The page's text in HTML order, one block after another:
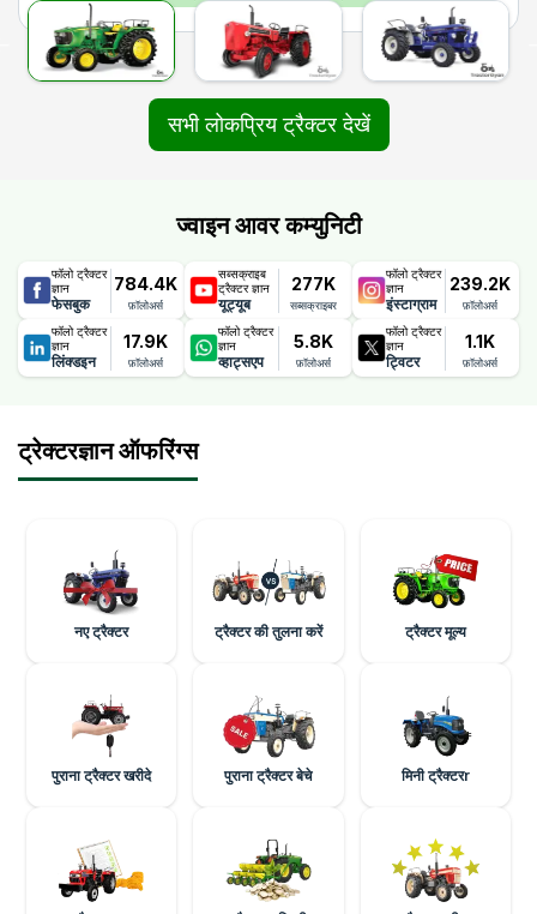
सभी लोकप्रिय ट्रैक्टर देखें
ज्वाइन आवर कम्युनिटी
फॉलो ट्रैक्टर
ज्ञान
फेसबुक
784.4K
फ़ॉलोअर्स
सब्सक्राइब
ट्रैक्टर ज्ञान
यूट्यूब
277K
सब्सक्राइबर
फॉलो ट्रैक्टर
ज्ञान
इंस्टाग्राम
239.2K
फ़ॉलोअर्स
फॉलो ट्रैक्टर
ज्ञान
लिंक्डइन
17.9K
फ़ॉलोअर्स
फॉलो ट्रैक्टर
ज्ञान
व्हाट्सएप
5.8K
फ़ॉलोअर्स
फॉलो ट्रैक्टर
ज्ञान
ट्विटर
1.1K
फ़ॉलोअर्स
ट्रेक्टरज्ञान ऑफरिंग्स
नए ट्रैक्टर ट्रैक्टर की तुलना करें ट्रैक्टर मूल्य
पुराना ट्रैक्टर खरीदे पुराना ट्रैक्टर बेचे मिनी ट्रैक्टरr